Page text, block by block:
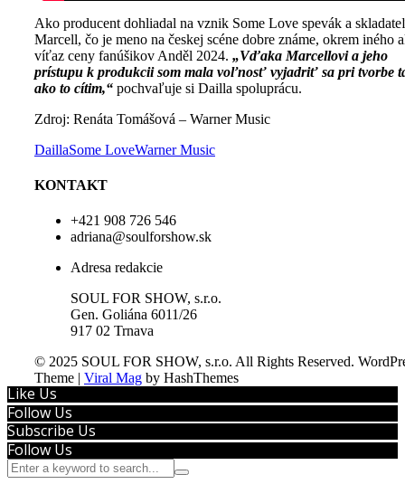
Ako producent dohliadal na vznik Some Love spevák a
Marcell, čo je meno na českej scéne dobre známe, okrem iného
víťaz ceny fanúšikov Anděl 2024. „Vďaka Marcellovi a jeho
prístupu k produkcii som mala voľnosť vyjadriť sa pri tvorbe
ako to cítim,“ pochvaľuje si Dailla spoluprácu.
Zdroj: Renáta Tomášová – Warner Music
DaillaSome LoveWarner Music
KONTAKT
+421 908 726 546
adriana@soulforshow.sk
Adresa redakcie
SOUL FOR SHOW, s.r.o.
Gen. Goliána 6011/26
917 02 Trnava
© 2025 SOUL FOR SHOW, s.r.o. All Rights Reserved.
Theme | Viral Mag by HashThemes
Like Us
Follow Us
Subscribe Us
Follow Us